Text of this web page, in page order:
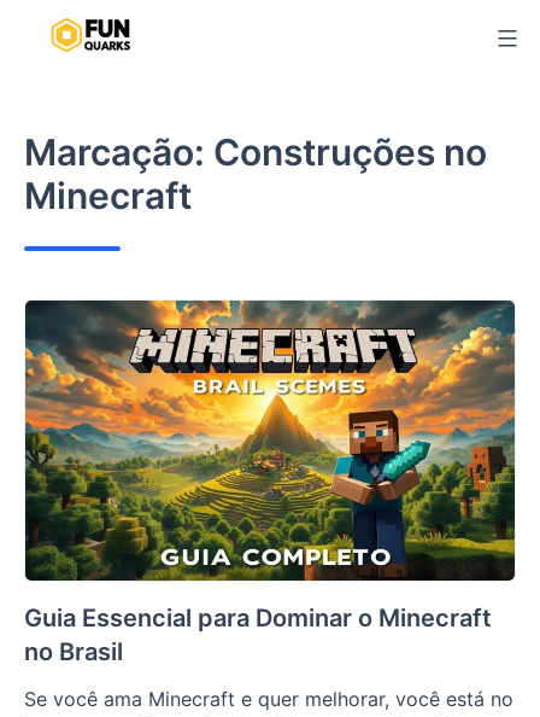
Marcação: Construções no
Minecraft
Guia Essencial para Dominar o Minecraft
no Brasil
Se você ama Minecraft e quer melhorar, você está no